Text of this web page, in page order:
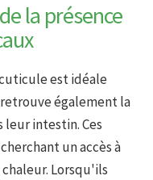
la présence
est idéale
également la
leur intestin. Ces
un accès à
Lorsqu'ils